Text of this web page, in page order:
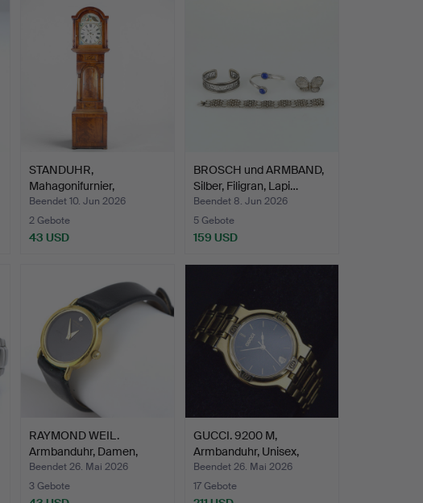
STANDUHR,
Mahagonifurnier,
Zifferblatt ges…
Beendet 10. Jun 2026
2 Gebote
43 USD
BROSCH und ARMBAND,
Silber, Filigran, Lapi…
Beendet 8. Jun 2026
5 Gebote
159 USD
RAYMOND WEIL.
Armbanduhr, Damen,
vergoldet…
Beendet 26. Mai 2026
3 Gebote
GUCCI. 9200 M,
Armbanduhr, Unisex,
vergold…
Beendet 26. Mai 2026
17 Gebote